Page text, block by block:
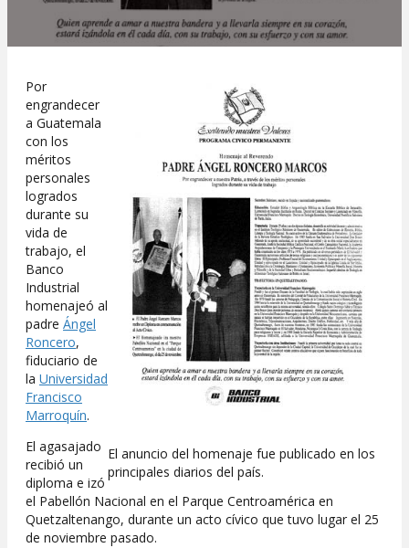
El anuncio del homenaje fue publicado en los
principales diarios del país.
Por
engrandecer
a Guatemala
con los
méritos
personales
logrados
durante su
vida de
trabajo, el
Banco
Industrial
homenajeó al
padre Ángel
Roncero,
fiduciario de
la Universidad
Francisco
Marroquín.
El agasajado
recibió un
diploma e izó
el Pabellón Nacional en el Parque Centroamérica en
Quetzaltenango, durante un acto cívico que tuvo lugar el 25
de noviembre pasado.